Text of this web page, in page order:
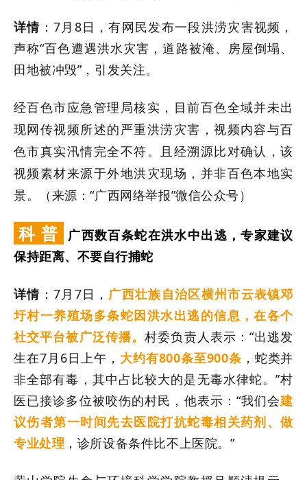
详情 ： 7 月 8日，有网民发布一段洪涝灾害视频，
声称“百色遭遇洪水灾害，道路被淹、房屋倒塌、
田地被冲毁”，引 发关注。
经百色市应急管理局核实，目前百色全域并未出
现网传视频所述的严重洪涝灾害，视频内容与百
色市真实汛情完全不符。且经溯源比对确认，该
视频素材来源于外地洪灾现场，并非百色本地实
景。
（来源：“广西网络举报”微信公众号）
科 普
广西数百条蛇在洪水中出逃，专家建议
保持距离、不要自行捕蛇
详情 ： 7 月 7日， 广西壮族自治区横州市云表镇邓
圩村一养殖场多条蛇因洪水出逃的信息，在各个
社交平台被广泛传播。村委负责人表示：“出逃发
生在7 月 6日上午， 大约有800条至900条 ， 蛇类并
非全部有毒，其中占比较大的是无毒水律蛇。”村
医已接诊多位被咬伤的村民，他表示： “我们会建
议伤者第一时间先去医院打抗蛇毒相关药剂、做
专业处理 ，诊所设备条件比不上医院。 ”